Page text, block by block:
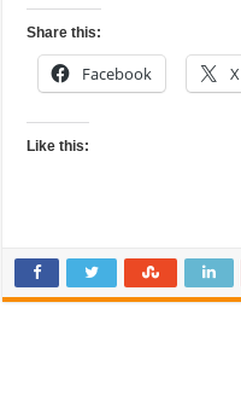
Share this:
Facebook X
Like this: